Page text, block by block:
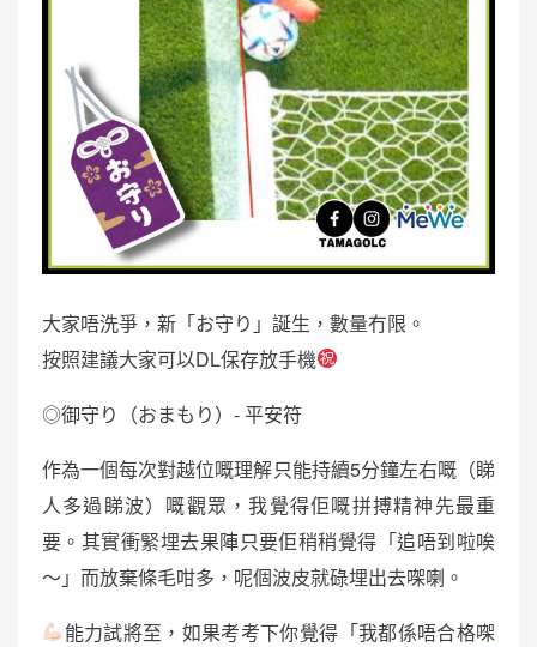
大家唔洗爭，新「お守り」誕生，數量冇限。
按照建議大家可以DL保存放手機
◎御守り（おまもり）- 平安符
作為一個每次對越位嘅理解只能持續5分鐘左右嘅（睇
人多過睇波）嘅觀眾，我覺得佢嘅拼搏精神先最重
要。其實衝緊埋去果陣只要佢稍稍覺得「追唔到啦唉
～」而放棄條毛咁多，呢個波皮就碌埋出去㗎喇。
能力試將至，如果考考下你覺得「我都係唔合格㗎